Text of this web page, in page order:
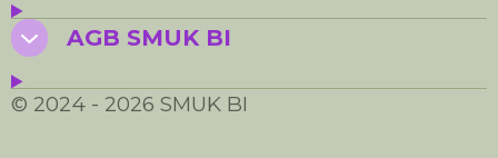
AGB SMUK BI
© 2024 - 2026 SMUK BI